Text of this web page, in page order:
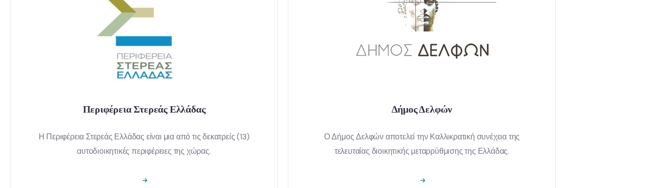
Περιφέρεια Στερεάς Ελλάδας
Η Περιφέρεια Στερεάς Ελλάδας είναι μια από τις δεκατρείς (13)
αυτοδιοικητικές περιφέρειες της χώρας.
Δήμος Δελφών
Ο Δήμος Δελφών αποτελεί την Καλλικρατική συνέχεια της
τελευταίας διοικητικής μεταρρύθμισης της Ελλάδας.